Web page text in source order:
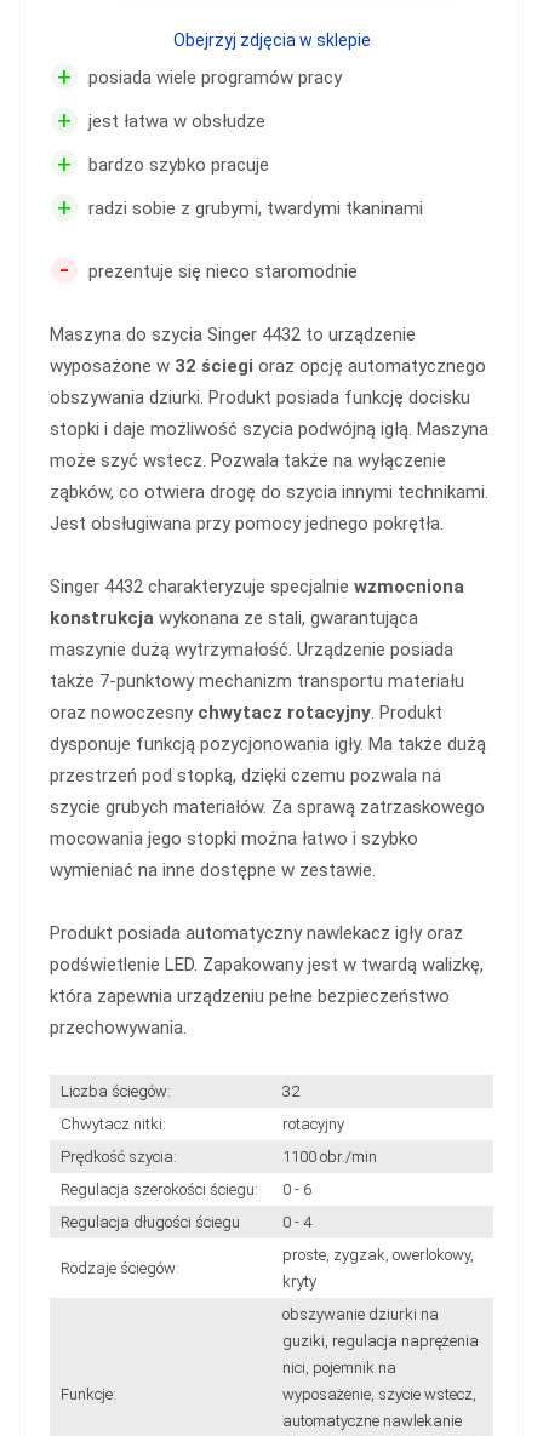
+ posiada wiele programów pracy
+ jest łatwa w obsłudze
+ bardzo szybko pracuje
+ radzi sobie z grubymi, twardymi tkaninami
- prezentuje się nieco staromodnie
Maszyna do szycia Singer 4432 to urządzenie
wyposażone w 32 ściegi oraz opcję automatycznego
obszywania dziurki. Produkt posiada funkcję docisku
stopki i daje możliwość szycia podwójną igłą. Maszyna
może szyć wstecz. Pozwala także na wyłączenie
ząbków, co otwiera drogę do szycia innymi technikami.
Jest obsługiwana przy pomocy jednego pokrętła.
Singer 4432 charakteryzuje specjalnie wzmocniona
konstrukcja wykonana ze stali, gwarantująca
maszynie dużą wytrzymałość. Urządzenie posiada
także 7-punktowy mechanizm transportu materiału
oraz nowoczesny chwytacz rotacyjny. Produkt
dysponuje funkcją pozycjonowania igły. Ma także dużą
przestrzeń pod stopką, dzięki czemu pozwala na
szycie grubych materiałów. Za sprawą zatrzaskowego
mocowania jego stopki można łatwo i szybko
wymieniać na inne dostępne w zestawie.
Produkt posiada automatyczny nawlekacz igły oraz
podświetlenie LED. Zapakowany jest w twardą walizkę,
która zapewnia urządzeniu pełne bezpieczeństwo
przechowywania.
Liczba ściegów:
32
Chwytacz nitki:
rotacyjny
Prędkość szycia:
1100 obr./min
Regulacja szerokości ściegu:
0 - 6
Regulacja długości ściegu
0 - 4
Rodzaje ściegów:
proste, zygzak, owerlokowy,
kryty
Funkcje:
obszywanie dziurki na
guziki, regulacja naprężenia
nici, pojemnik na
wyposażenie, szycie wstecz,
automatyczne nawlekanie
Obejrzyj zdjęcia w sklepie